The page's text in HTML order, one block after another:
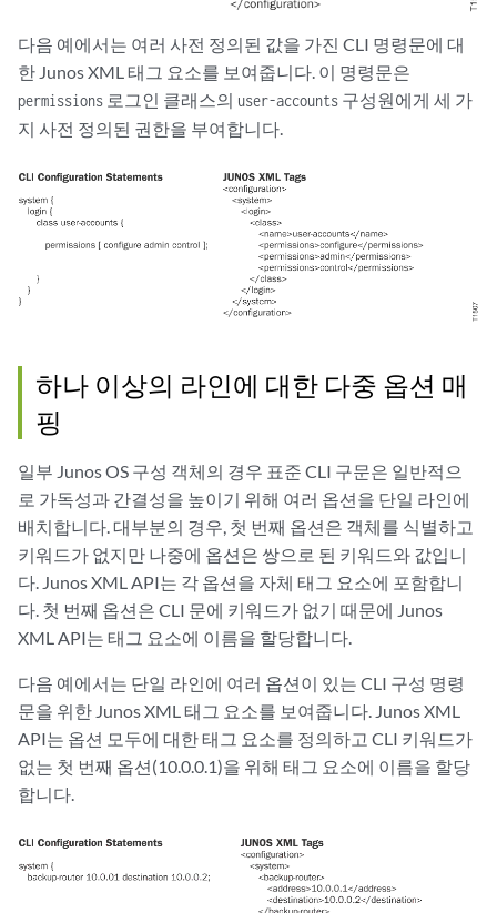
다음 예에서는 여러 사전 정의된 값을 가진 CLI 명령문에 대
한 Junos XML 태그 요소를 보여줍니다. 이 명령문은
permissions 로그인 클래스의 user-accounts 구성원에게 세 가
지 사전 정의된 권한을 부여합니다.
하나 이상의 라인에 대한 다중 옵션 매
핑
일부 Junos OS 구성 객체의 경우 표준 CLI 구문은 일반적으
로 가독성과 간결성을 높이기 위해 여러 옵션을 단일 라인에
배치합니다. 대부분의 경우, 첫 번째 옵션은 객체를 식별하고
키워드가 없지만 나중에 옵션은 쌍으로 된 키워드와 값입니
다. Junos XML API는 각 옵션을 자체 태그 요소에 포함합니
다. 첫 번째 옵션은 CLI 문에 키워드가 없기 때문에 Junos
XML API는 태그 요소에 이름을 할당합니다.
다음 예에서는 단일 라인에 여러 옵션이 있는 CLI 구성 명령
문을 위한 Junos XML 태그 요소를 보여줍니다. Junos XML
API는 옵션 모두에 대한 태그 요소를 정의하고 CLI 키워드가
없는 첫 번째 옵션(10.0.0.1)을 위해 태그 요소에 이름을 할당
합니다.